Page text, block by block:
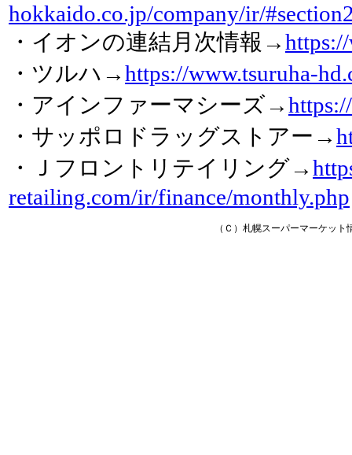
hokkaido.co.jp/company/ir/
・イオンの連結月次情報→
・ツルハ→https://www.tsuruha-
・アインファーマシーズ→
・サッポロドラッグストアー→
・Ｊフロントリテイリング→
retailing.com/ir/finance/monthly.php
（Ｃ）札幌スーパーマーケット